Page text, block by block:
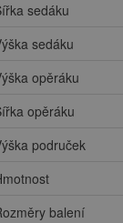
sedáku
sedáku
opěráku
opěráku
područek
balení